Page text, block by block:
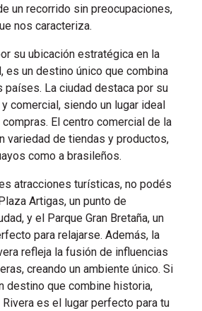
un recorrido sin preocupaciones,
nos caracteriza.
su ubicación estratégica en la
es un destino único que combina
países. La ciudad destaca por su
comercial, siendo un lugar ideal
El centro comercial de la
variedad de tiendas y productos,
como a brasileños.
atracciones turísticas, no podés
Artigas, un punto de
y el Parque Gran Bretaña, un
para relajarse. Además, la
refleja la fusión de influencias
creando un ambiente único. Si
destino que combine historia,
es el lugar perfecto para tu